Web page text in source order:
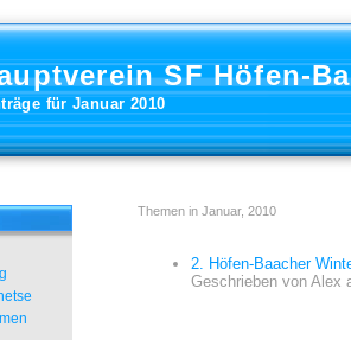
SF Höfen-
für Januar 2010
Themen in Januar, 2010
2. Höfen-Baacher
Geschrieben von Alex